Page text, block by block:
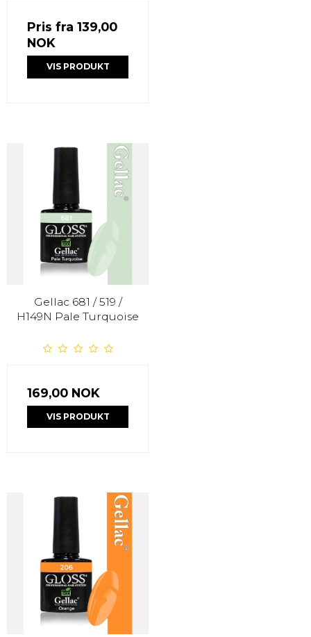
Pris fra 139,00
NOK
VIS PRODUKT
Gellac 681 / 519 /
H149N Pale Turquoise
169,00 NOK
VIS PRODUKT